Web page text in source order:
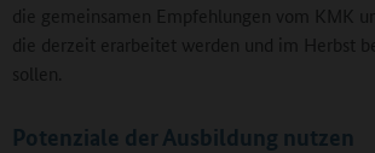
die gemeinsamen Empfehlungen vom KMK
die derzeit erarbeitet werden und im Herbst
sollen.
Potenziale der Ausbildung nutzen